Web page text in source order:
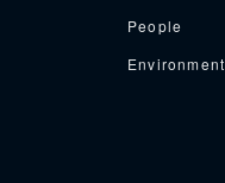
People
Environment